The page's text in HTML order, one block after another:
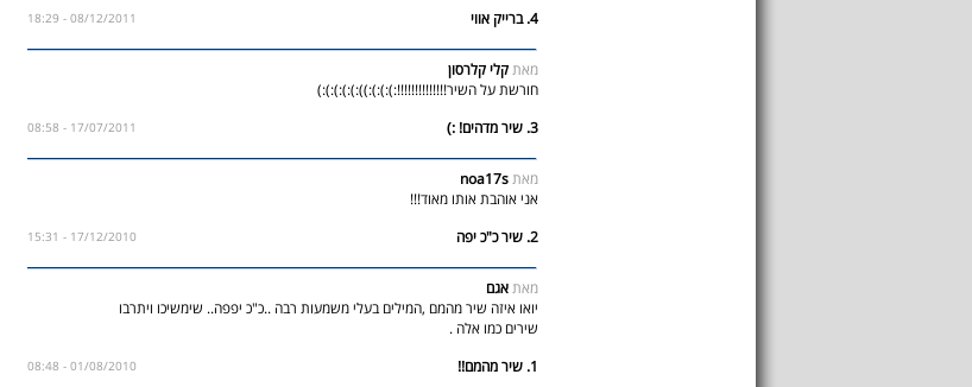
4. ברייק אווי
08/12/2011 - 18:29
מאתקלי קלרסון
חורשת על השיר!!!!!!!!!!!!!!:):):):)):):):):):)
3. שיר מדהים! :)
17/07/2011 - 08:58
מאתnoa17s
אני אוהבת אותו מאוד!!!
2. שיר כ"כ יפה
17/12/2010 - 15:31
מאתאגם
יואו איזה שיר מהמם ,המילים בעלי משמעות רבה ..כ"כ יפפה.. שימשיכו ויתרבו
שירים כמו אלה .
1. שיר מהמם!!
01/08/2010 - 08:48